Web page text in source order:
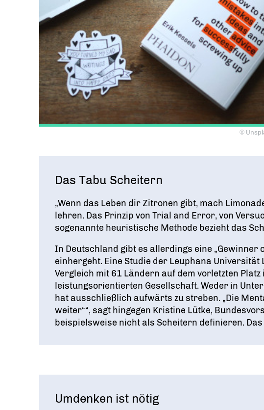
©
Das Tabu Scheitern
„Wenn das Leben dir Zitronen gibt, mach
lehren. Das Prinzip von Trial and Error, von
sogenannte heuristische Methode bezieht das
In Deutschland gibt es allerdings eine
einhergeht. Eine Studie der Leuphana
Vergleich mit 61 Ländern auf dem vorletzten
leistungsorientierten Gesellschaft. Weder in
hat ausschließlich aufwärts zu streben. „Die
weiter““, sagt hingegen Kristine Lütke,
beispielsweise nicht als Scheitern definieren.
Umdenken ist nötig